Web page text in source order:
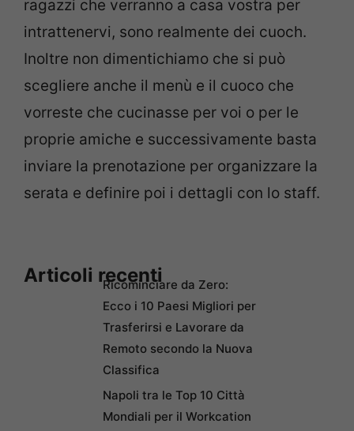
ragazzi che verranno a casa vostra per
intrattenervi, sono realmente dei cuoch.
Inoltre non dimentichiamo che si può
scegliere anche il menù e il cuoco che
vorreste che cucinasse per voi o per le
proprie amiche e successivamente basta
inviare la prenotazione per organizzare la
serata e definire poi i dettagli con lo staff.
Articoli recentiRicominciare da Zero:
Ecco i 10 Paesi Migliori per
Trasferirsi e Lavorare da
Remoto secondo la Nuova
Classifica
Napoli tra le Top 10 Città
Mondiali per il Workcation